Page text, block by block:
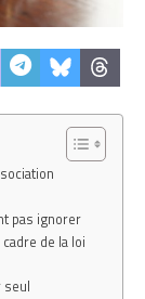
pas ignorer
de la loi
seul